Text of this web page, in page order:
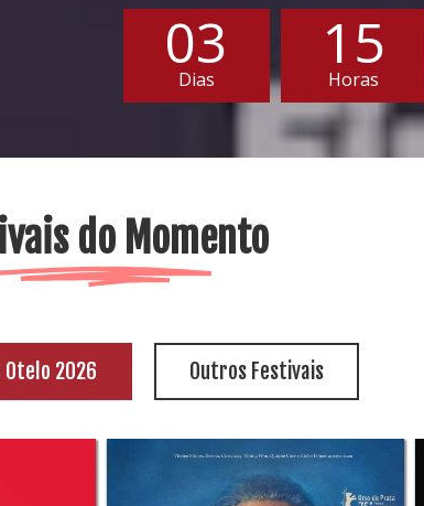
03
Dias 15
Horas
do Momento
Otelo 2026 Outros Festivais